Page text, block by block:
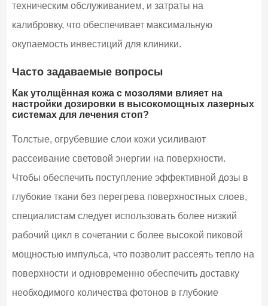
техническим обслуживанием, и затраты на
калибровку, что обеспечивает максимальную
окупаемость инвестиций для клиники.
Часто задаваемые вопросы
Как утолщённая кожа с мозолями влияет на
настройки дозировки в высокомощных лазерных
системах для лечения стоп?
Толстые, огрубевшие слои кожи усиливают
рассеивание световой энергии на поверхности.
Чтобы обеспечить поступление эффективной дозы в
глубокие ткани без перегрева поверхностных слоев,
специалистам следует использовать более низкий
рабочий цикл в сочетании с более высокой пиковой
мощностью импульса, что позволит рассеять тепло на
поверхности и одновременно обеспечить доставку
необходимого количества фотонов в глубокие